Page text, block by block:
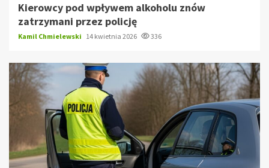
Kierowcy pod wpływem alkoholu znów
zatrzymani przez policję
Kamil Chmielewski 14 kwietnia 2026 336